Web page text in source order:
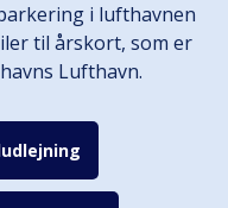
i lufthavnen
til årskort, som er
Lufthavn.